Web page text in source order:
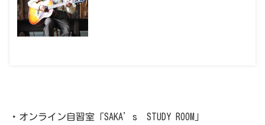
・オンライン自習室「SAKA’s STUDY ROOM」